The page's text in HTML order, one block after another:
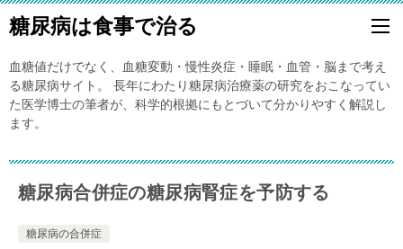
糖尿病は食事で治る
血糖値だけでなく、血糖変動・慢性炎症・睡眠・血管・脳まで考え
る糖尿病サイト。 長年にわたり糖尿病治療薬の研究をおこなってい
た医学博士の筆者が、科学的根拠にもとづいて分かりやすく解説し
ます。
糖尿病合併症の糖尿病腎症を予防する
糖尿病の合併症